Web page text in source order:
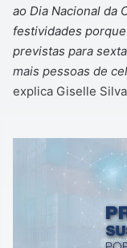
ao Dia Nacional da
festividades
previstas para
mais pessoas de
explica Giselle